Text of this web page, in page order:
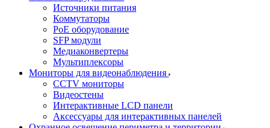
Источники питания
Коммутаторы
PoE оборудование
SFP модули
Медиаконвертеры
Мультиплексоры
Мониторы для видеонаблюдения
CCTV мониторы
Видеостены
Интерактивные LCD панели
Аксессуары для интерактивных панелей